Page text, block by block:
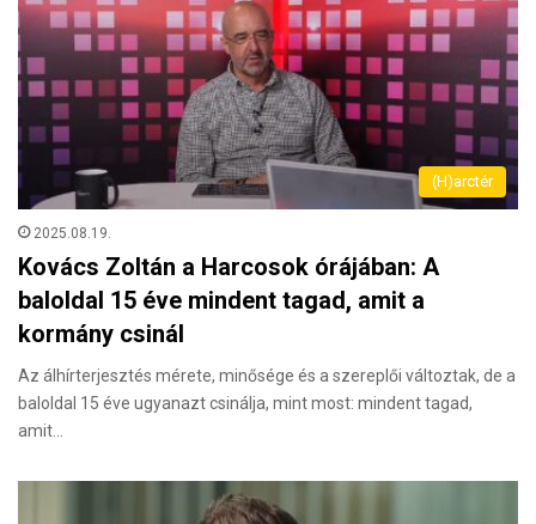
(H)arctér
2025.08.19.
Kovács Zoltán a Harcosok órájában: A
baloldal 15 éve mindent tagad, amit a
kormány csinál
Az álhírterjesztés mérete, minősége és a szereplői változtak, de a
baloldal 15 éve ugyanazt csinálja, mint most: mindent tagad,
amit…